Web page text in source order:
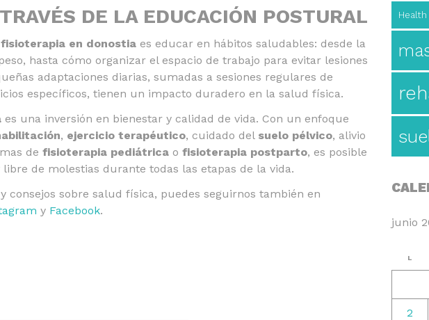
DE LA EDUCACIÓN POSTURAL
fisioterapia en donostia es educar en hábitos saludables: desde la
hasta cómo organizar el espacio de trabajo para evitar lesiones
adaptaciones diarias, sumadas a sesiones regulares de
específicos, tienen un impacto duradero en la salud física.
es una inversión en bienestar y calidad de vida. Con un enfoque
, ejercicio terapéutico, cuidado del suelo pélvico, alivio
de fisioterapia pediátrica o fisioterapia postparto, es posible
de molestias durante todas las etapas de la vida.
consejos sobre salud física, puedes seguirnos también en
y Facebook.
Health
junio
L
2